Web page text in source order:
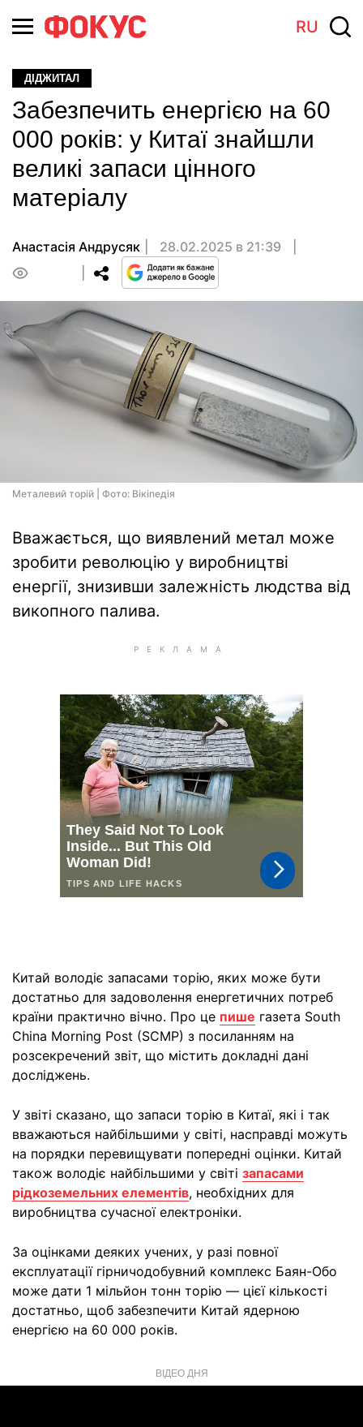
RU
ДІДЖИТАЛ
Забезпечить енергією на 60
000 років: у Китаї знайшли
великі запаси цінного
матеріалу
Анастасiя Андрусяк
28.02.2025 в 21:39
Металевий торій | Фото: Вiкiпедiя
Вважається, що виявлений метал може
зробити революцію у виробництві
енергії, знизивши залежність людства від
викопного палива.
Китай володіє запасами торію, яких може бути
достатньо для задоволення енергетичних потреб
країни практично вічно. Про це пише газета South
China Morning Post (SCMP) з посиланням на
розсекречений звіт, що містить докладні дані
досліджень.
У звіті сказано, що запаси торію в Китаї, які і так
вважаються найбільшими у світі, насправді можуть
на порядки перевищувати попередні оцінки. Китай
також володіє найбільшими у світі запасами
рідкоземельних елементів, необхідних для
виробництва сучасної електроніки.
За оцінками деяких учених, у разі повної
експлуатації гірничодобувний комплекс Баян-Обо
може дати 1 мільйон тонн торію — цієї кількості
достатньо, щоб забезпечити Китай ядерною
енергією на 60 000 років.
ВІДЕО ДНЯ